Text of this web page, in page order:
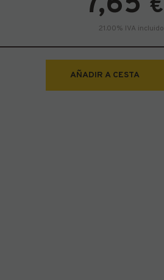
€
21.00% IVA incluido
AÑADIR A CESTA